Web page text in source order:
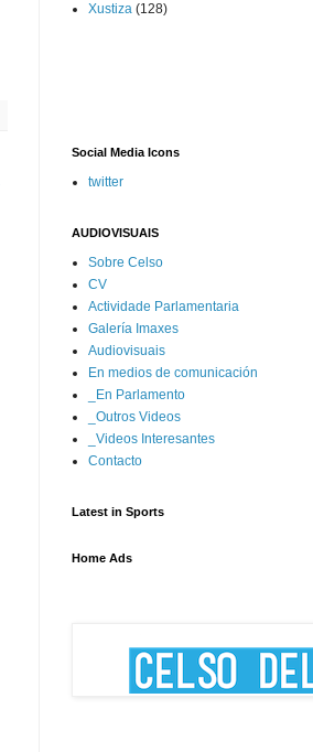
Xustiza (128)
Social Media Icons
twitter
AUDIOVISUAIS
Sobre Celso
CV
Actividade Parlamentaria
Galería Imaxes
Audiovisuais
En medios de comunicación
_En Parlamento
_Outros Videos
_Videos Interesantes
Contacto
Latest in Sports
Home Ads